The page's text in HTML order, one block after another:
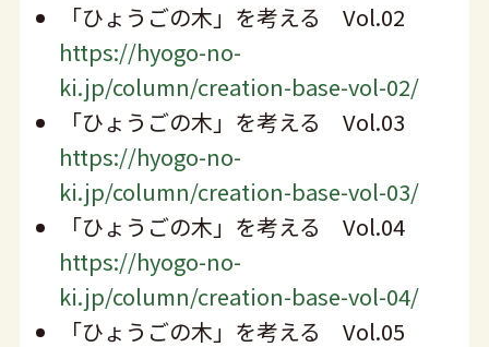
「ひょうごの木」を考える Vol.02
https://hyogo-no-
ki.jp/column/creation-base-vol-02/
「ひょうごの木」を考える Vol.03
https://hyogo-no-
ki.jp/column/creation-base-vol-03/
「ひょうごの木」を考える Vol.04
https://hyogo-no-
ki.jp/column/creation-base-vol-04/
「ひょうごの木」を考える Vol.05